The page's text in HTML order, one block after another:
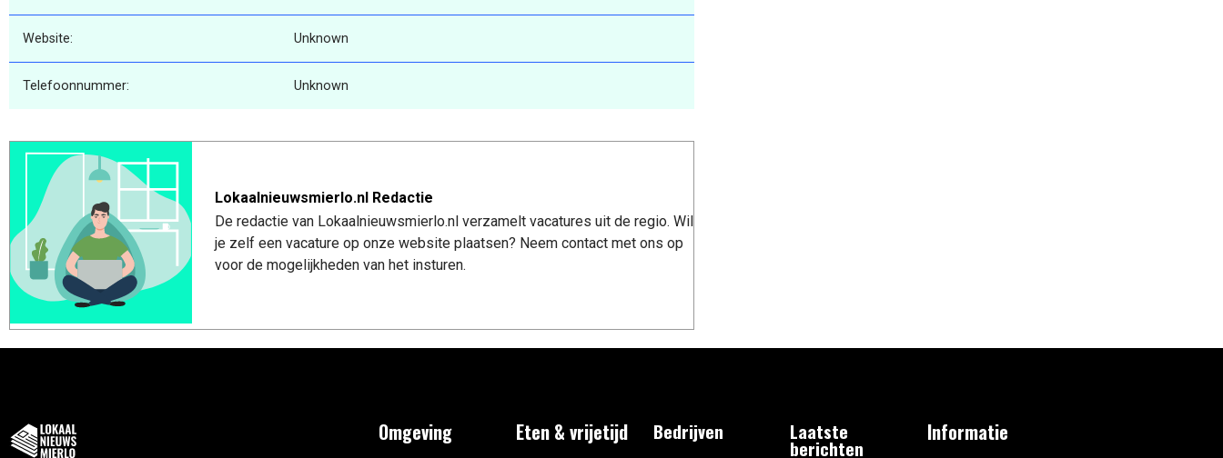
Website: Unknown
Telefoonnummer: Unknown
Lokaalnieuwsmierlo.nl Redactie
De redactie van Lokaalnieuwsmierlo.nl verzamelt vacatures uit de regio. Wil
je zelf een vacature op onze website plaatsen? Neem contact met ons op
voor de mogelijkheden van het insturen.
Omgeving Eten & vrijetijd Bedrijven Laatste
berichten
Informatie